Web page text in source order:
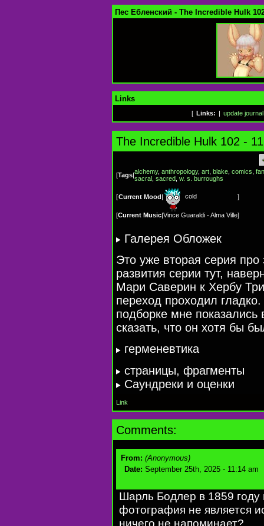
Пес Ебленский - The Incredible Hulk
Links
[ Links: update journal
The Incredible Hulk 102 -
[Tags|alchemy, anthropology, art blake comics
sacral sacred w. s. burroughs
[Current Mood| cold ]
[Current Music|Vince Guaraldi - Alma Ville]
Галерея Обложек
Это уже вторая серия про
развития серии тут,
Мари Саверин к Хербу
переход проходил
подборке мне
сказать, что он хотя бы
герменевтика
cтраницы, фрагменты
Cаундреки и оценки
Link
Comments:
From: (Anonymous)
Date: September 25th, 2025 - 11:14 am
Шарль Бодлер в 1859 году
фотография не является
ничего не напоминает?